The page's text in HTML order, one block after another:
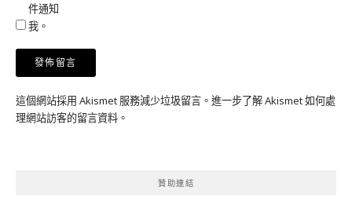
件通知
我。
這個網站採用 Akismet 服務減少垃圾留言。 進一步了解 Akismet 如何處
理網站訪客的留言資料 。
贊助連結